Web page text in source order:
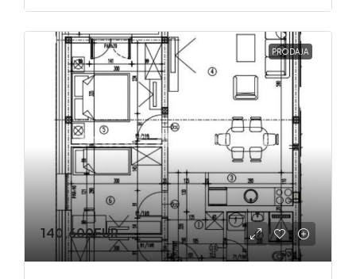
PRODAJA
140,600EUR